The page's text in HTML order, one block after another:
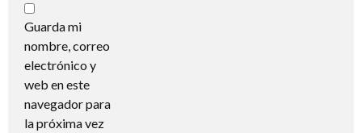
Guarda mi
nombre, correo
electrónico y
web en este
navegador para
la próxima vez